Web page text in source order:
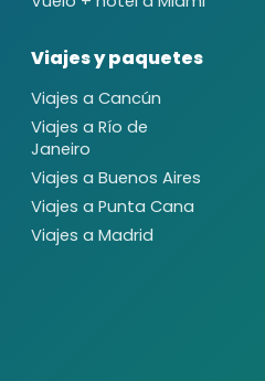
Viajes y paquetes
Viajes a Cancún
Viajes a Río de
Janeiro
Viajes a Buenos Aires
Viajes a Punta Cana
Viajes a Madrid